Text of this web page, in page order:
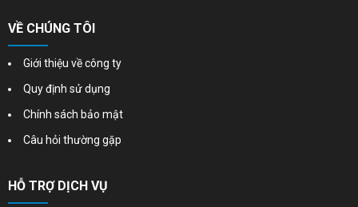
VỀ CHÚNG TÔI
Giới thiệu về công ty
Quy định sử dụng
Chính sách bảo mật
Câu hỏi thường gặp
HỖ TRỢ DỊCH VỤ